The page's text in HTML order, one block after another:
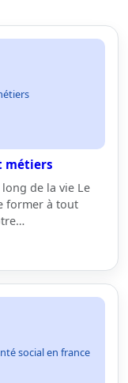
métiers
de la vie Le
former à tout
social en france